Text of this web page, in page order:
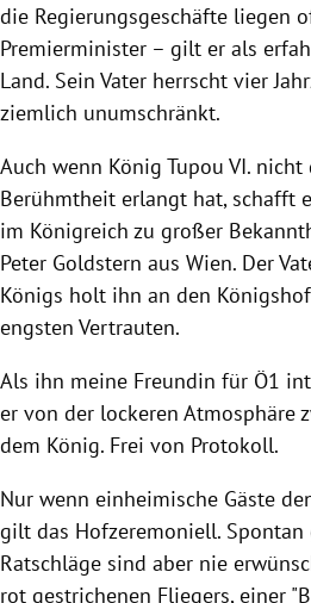
die Regierungsgeschäfte liegen
Premierminister – gilt er als
Land. Sein Vater herrscht vier
ziemlich unumschränkt.
Auch wenn König Tupou VI.
Berühmtheit erlangt hat, schafft
im Königreich zu großer
Peter Goldstern aus Wien. Der
Königs holt ihn an den
engsten Vertrauten.
Als ihn meine Freundin für Ö1
er von der lockeren Atmosphäre
dem König. Frei von Protokoll.
Nur wenn einheimische Gäste
gilt das Hofzeremoniell. Spontan
Ratschläge sind aber nie
rot gestrichenen Fliegers, einer